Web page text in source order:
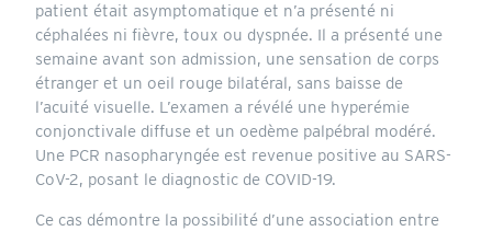
patient était asymptomatique et n’a présenté ni
céphalées ni fièvre, toux ou dyspnée. Il a présenté une
semaine avant son admission, une sensation de corps
étranger et un oeil rouge bilatéral, sans baisse de
l’acuité visuelle. L’examen a révélé une hyperémie
conjonctivale diffuse et un oedème palpébral modéré.
Une PCR nasopharyngée est revenue positive au SARS-
CoV-2, posant le diagnostic de COVID-19.
Ce cas démontre la possibilité d’une association entre